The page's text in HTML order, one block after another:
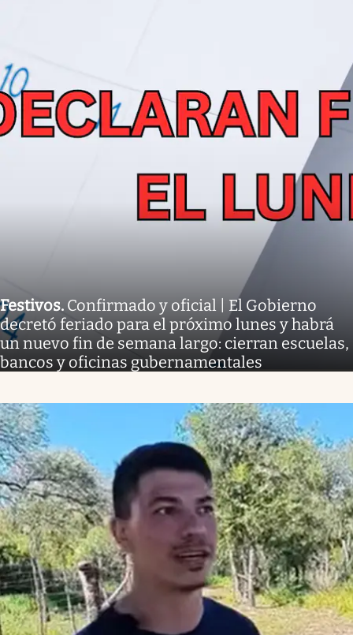
Festivos. Confirmado y oficial | El Gobierno
decretó feriado para el próximo lunes y habrá
un nuevo fin de semana largo: cierran escuelas,
bancos y oficinas gubernamentales